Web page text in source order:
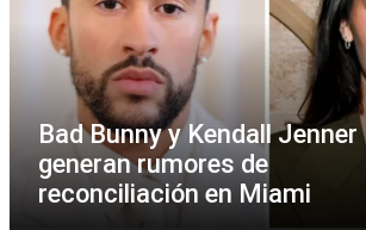
Bad Bunny y Kendall Jenner
generan rumores de
reconciliación en Miami